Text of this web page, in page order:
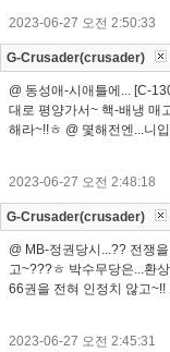
2023-06-27 오전 2:50:33
G-Crusader(crusader)
@ 동성애-시애틀에... [C-
대로 평양가서~ 핵-배냉 매
해라~!!ㅎ @ 몇해전엔...니
2023-06-27 오전 2:48:18
G-Crusader(crusader)
@ MB-정권당시...?? 전쟁
고~???ㅎ 박수무당은...환
66권을 전혀 인정치 않고
2023-06-27 오전 2:45:31